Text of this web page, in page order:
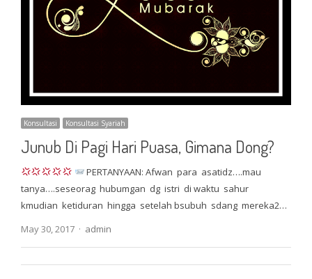
Konsultasi Konsultasi Syariah
Junub Di Pagi Hari Puasa, Gimana Dong?
PERTANYAAN: Afwan para asatidz….mau
tanya….seseorag hubumgan dg istri di waktu sahur
kmudian ketiduran hingga setelah bsubuh sdang mereka2…
May 30, 2017
Author
admin